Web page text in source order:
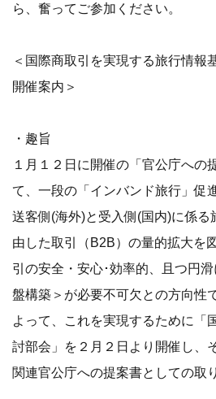
ら、奮ってご参加ください。
＜国際商取引を実現する旅行情報
開催案内＞
・趣旨
１月１２日に開催の「官公庁への
て、一段の「インバンド旅行」促
送客側(海外)と受入側(国内)に係る
由した取引（B2B）の量的拡大を
引の安全・安心･効率的、且つ円
盤構築＞が必要不可欠との方向性
よって、これを実現するために「
討部会」を２月２日より開催し、
関連官公庁への提案書としての取